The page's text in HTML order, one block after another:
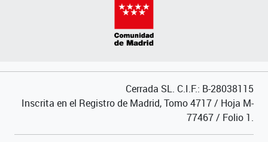
Cerrada SL. C.I.F.: B-28038115
Inscrita en el Registro de Madrid, Tomo 4717 / Hoja M-
77467 / Folio 1.